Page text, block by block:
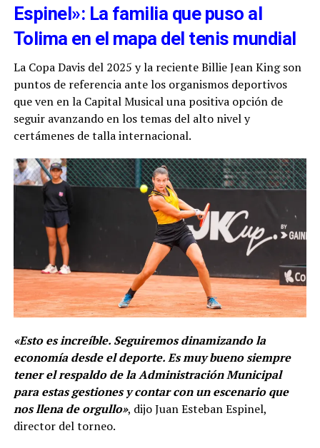
Espinel»: La familia que puso al
Tolima en el mapa del tenis mundial
La Copa Davis del 2025 y la reciente Billie Jean King son
puntos de referencia ante los organismos deportivos
que ven en la Capital Musical una positiva opción de
seguir avanzando en los temas del alto nivel y
certámenes de talla internacional.
«Esto es increíble. Seguiremos dinamizando la
economía desde el deporte. Es muy bueno siempre
tener el respaldo de la Administración Municipal
para estas gestiones y contar con un escenario que
nos llena de orgullo», dijo Juan Esteban Espinel,
director del torneo.